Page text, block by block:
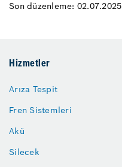
Son düzenleme: 02.07.2025
Hizmetler
Arıza Tespit
Fren Sistemleri
Akü
Silecek